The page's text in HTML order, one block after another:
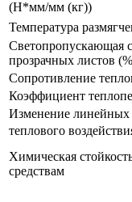
(Н*мм/мм (кг))
Температура
Светопропускающая
прозрачных листов
Сопротивление
Коэффициент
Изменение линейных
теплового
Химическая
средствам